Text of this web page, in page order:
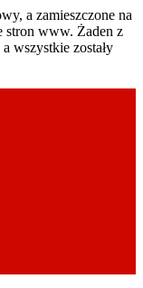
a zamieszczone na
stron www. Żaden z
wszystkie zostały